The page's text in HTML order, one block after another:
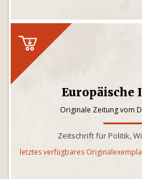
Originale Zeitung vom
Zeitschrift für Politik,
letztes verfügbares